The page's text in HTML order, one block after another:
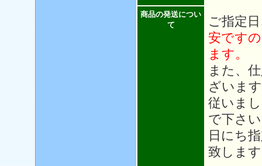
商品の発送につい
て
ご指定
安です
ます。
また、
ざいま
従いま
で下さ
日にち
致しま